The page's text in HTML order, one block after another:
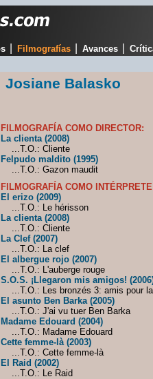
Filmografías Avances
Josiane Balasko
FILMOGRAFÍA COMO DIRECTOR:
La clienta (2008)
...T.O.: Cliente
Felpudo maldito (1995)
...T.O.: Gazon maudit
FILMOGRAFÍA COMO
El erizo (2009)
...T.O.: Le hérisson
La clienta (2008)
...T.O.: Cliente
La Clef (2007)
...T.O.: La clef
El albergue rojo (2007)
...T.O.: L'auberge rouge
S.O.S. ¡Llegaron mis amigos!
...T.O.: Les bronzés 3: amis pour
El asunto Ben Barka (2005)
...T.O.: J'ai vu tuer Ben Barka
Madame Edouard (2004)
...T.O.: Madame Edouard
Cette femme-là (2003)
...T.O.: Cette femme-là
El Raid (2002)
...T.O.: Le Raid